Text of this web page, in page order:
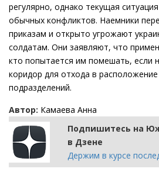
регулярно, однако текущая
обычных конфликтов. Наемники
приказам и открыто угрожают
солдатам. Они заявляют, что
кто попытается им помешать, если
коридор для отхода в
подразделений.
Автор: Камаева Анна
Подпишитесь на
в Дзене
Держим в курсе